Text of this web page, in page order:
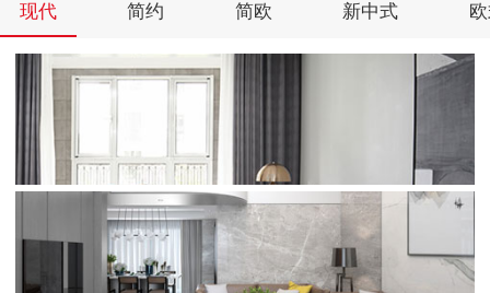
现代 简约 简欧 新中式